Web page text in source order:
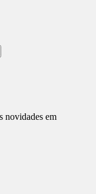
novidades em